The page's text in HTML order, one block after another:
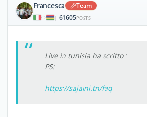
Francesca Team
| 61605POSTS
Live in tunisia ha scritto :
PS:
https://sajalni.tn/faq